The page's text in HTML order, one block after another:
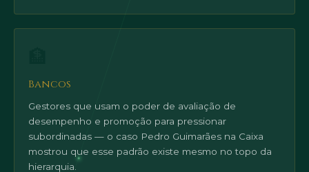
Bancos
Gestores que usam o poder de avaliação de
desempenho e promoção para pressionar
subordinadas — o caso Pedro Guimarães na Caixa
mostrou que esse padrão existe mesmo no topo da
hierarquia.